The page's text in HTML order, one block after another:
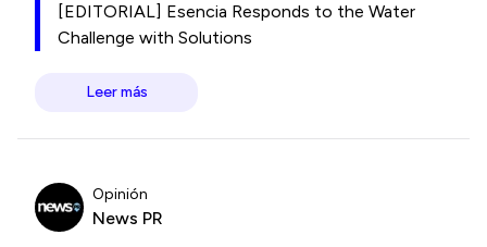
[EDITORIAL] Esencia Responds to the Water
Challenge with Solutions
Leer más
Opinión
News PR